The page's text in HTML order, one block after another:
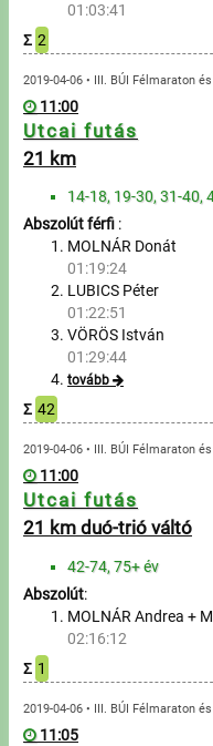
Írjon nekünk!
Partnerek, támogatók
Szállás ajánlatok
01:03:41
Σ 2
2019-04-06 • III. BÚI Félmaraton
11:00
Utcai futás
21 km
14-18, 19-30, 31-40,
Abszolút férfi :
MOLNÁR Donát
01:19:24
LUBICS Péter
01:22:51
VÖRÖS István
01:29:44
tovább
Σ 42
2019-04-06 • III. BÚI Félmaraton
11:00
Utcai futás
21 km duó-trió váltó
42-74, 75+ év
Abszolút:
MOLNÁR Andrea +
02:16:12
Σ 1
2019-04-06 • III. BÚI Félmaraton
11:05